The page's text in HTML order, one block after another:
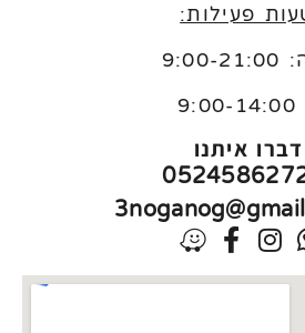
פעילות:
9:00-14:00
דברו איתנו